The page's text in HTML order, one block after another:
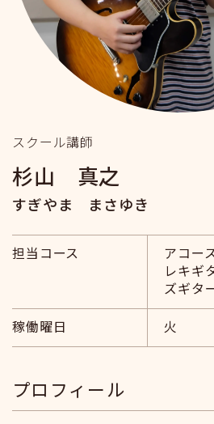
スクール講師
杉山 真之
すぎやま まさゆき
担当コース
アコー
レキギ
ズギタ
稼働曜日
火
プロフィール